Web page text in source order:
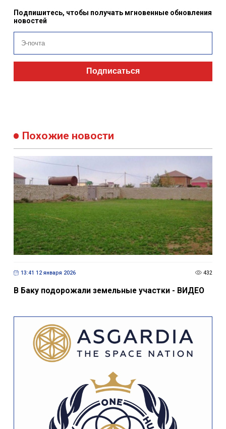
Подпишитесь, чтобы получать мгновенные обновления
новостей
Подписаться
Похожие новости
13:41 12 января 2026 432
В Баку подорожали земельные участки - ВИДЕО